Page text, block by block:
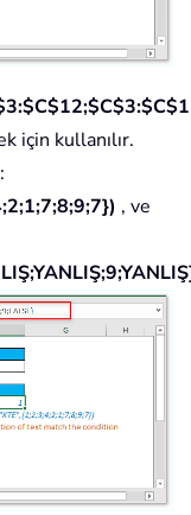
için kullanılır.
, ve